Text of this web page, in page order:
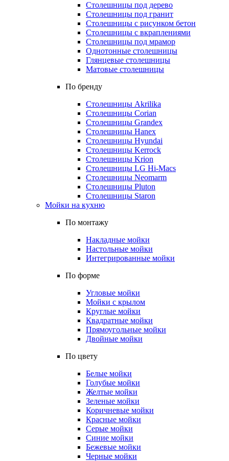
Столешницы под дерево
Столешницы под гранит
Столешницы с рисунком бетон
Столешницы с вкраплениями
Столешницы под мрамор
Однотонные столешницы
Глянцевые столешницы
Матовые столешницы
По бренду
Столешницы Akrilika
Столешницы Corian
Столешницы Grandex
Столешницы Hanex
Столешницы Hyundai
Столешницы Kerrock
Столешницы Krion
Столешницы LG Hi-Macs
Столешницы Neomarm
Столешницы Pluton
Столешницы Staron
Мойки на кухню
По монтажу
Накладные мойки
Настольные мойки
Интегрированные мойки
По форме
Угловые мойки
Мойки с крылом
Круглые мойки
Квадратные мойки
Прямоугольные мойки
Двойные мойки
По цвету
Белые мойки
Голубые мойки
Желтые мойки
Зеленые мойки
Коричневые мойки
Красные мойки
Серые мойки
Синие мойки
Бежевые мойки
Черные мойки